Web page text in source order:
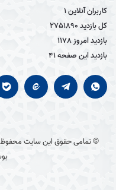
کاربران آنلاین1
کل بازدید2751890
بازدید امروز1178
بازدید این صفحه41
© تمامی حقوق این سایت محفوظ